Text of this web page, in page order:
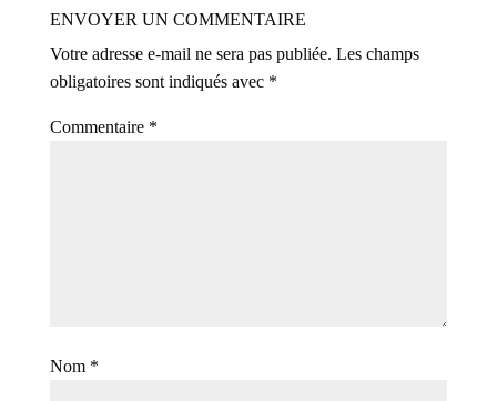
ENVOYER UN COMMENTAIRE
Votre adresse e-mail ne sera pas publiée. Les champs
obligatoires sont indiqués avec *
Commentaire *
Nom *